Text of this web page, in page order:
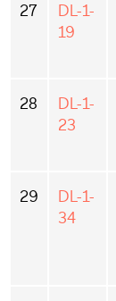
27
DL-1-
19
28
DL-1-
23
29
DL-1-
34